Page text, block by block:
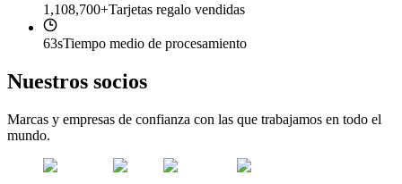
1,108,700+Tarjetas regalo vendidas
63sTiempo medio de procesamiento
Nuestros socios
Marcas y empresas de confianza con las que trabajamos en todo el
mundo.